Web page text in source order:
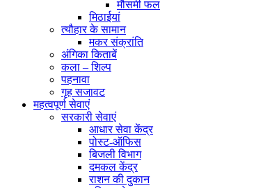
मौसमी फल
मिठाईयां
त्यौहार के सामान
मकर संक्रांति
अंगिका किताबें
कला – शिल्प
पहनावा
गृह सजावट
महत्वपूर्ण सेवाएं
सरकारी सेवाएं
आधार सेवा केंद्र
पोस्ट-ऑफिस
बिजली विभाग
दमकल केंद्र
राशन की दुकान